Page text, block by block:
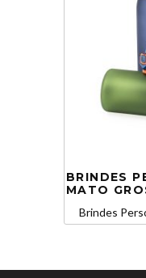
BRINDES
MATO
Brindes